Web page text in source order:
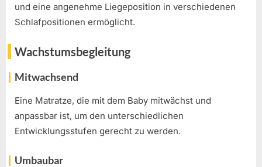
und eine angenehme Liegeposition in verschiedenen
Schlafpositionen ermöglicht.
Wachstumsbegleitung
Mitwachsend
Eine Matratze, die mit dem Baby mitwächst und
anpassbar ist, um den unterschiedlichen
Entwicklungsstufen gerecht zu werden.
Umbaubar